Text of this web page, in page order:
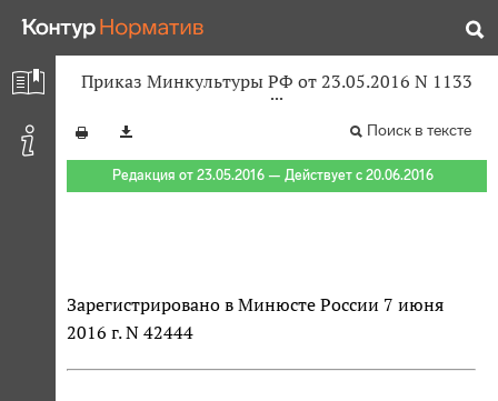
Приказ Минкультуры РФ от 23.05.2016 N 1133
Поиск в тексте
Редакция от 23.05.2016 — Действует с 20.06.2016
Зарегистрировано в Минюсте России 7 июня
2016 г. N 42444